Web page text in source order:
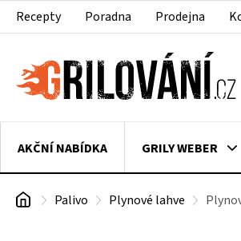
PřejítRecepty Poradna Prodejna
AKČNÍ NABÍDKA GRILY WEBER
VAKUOVAČKY LEDNICE NA
DomůPalivo Plynové lahve